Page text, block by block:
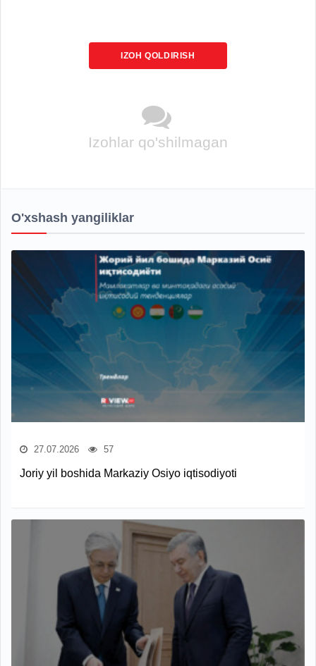
IZOH QOLDIRISH
Izohlar qo'shilmagan
O'xshash yangiliklar
27.07.2026 57
Joriy yil boshida Markaziy Osiyo iqtisodiyoti